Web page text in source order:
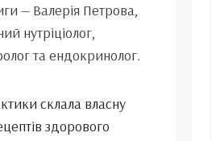
— Валерія Петрова,
нутріціолог,
та ендокринолог.
склала власну
здорового